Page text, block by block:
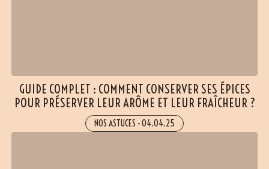
GUIDE COMPLET : COMMENT CONSERVER SES ÉPICES
POUR PRÉSERVER LEUR ARÔME ET LEUR FRAÎCHEUR ?
NOS ASTUCES -04.04.25